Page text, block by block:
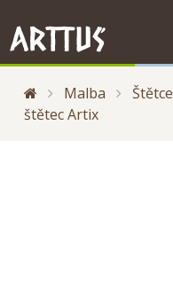
Malba Štětce
štětec Artix